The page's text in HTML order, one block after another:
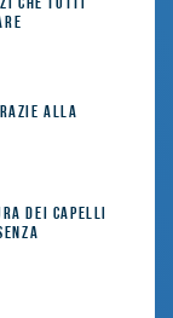
alla
dei capelli